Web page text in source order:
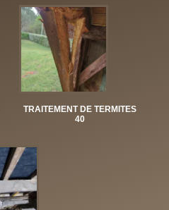
TRAITEMENT DE TERMITES
40